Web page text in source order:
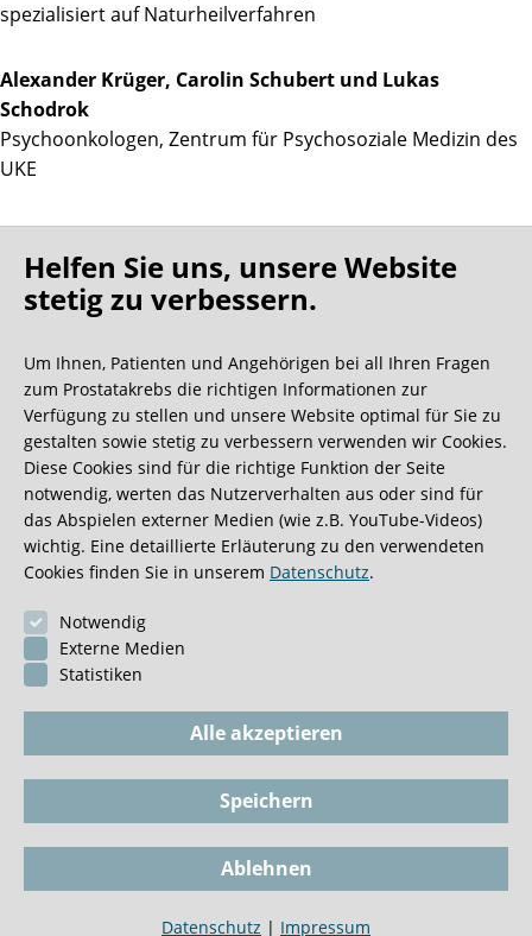
spezialisiert auf Naturheilverfahren
Alexander Krüger, Carolin Schubert und Lukas
Schodrok
Psychoonkologen, Zentrum für Psychosoziale Medizin des
UKE
Marlis Schwarz
Oecotrophologin, Ernährungsberatung
Universitäres Kompetenzzentrum für Sport- und
Bewegungsmedizin, Ambulanzzentrum des UKE
Dr. Jonas Ekrutt
Oberarzt der Martini-Klinik
Kathi Ehlert
Funktionsdienstleitung der Martini-Klinik
Datenschutz
Cookie-Einstellungen
Dokumente
Tel
Helfen Sie uns, unsere Website
stetig zu verbessern.
Um Ihnen, Patienten und Angehörigen bei all Ihren Fragen
zum Prostatakrebs die richtigen Informationen zur
Verfügung zu stellen und unsere Website optimal für Sie zu
gestalten sowie stetig zu verbessern verwenden wir Cookies.
Diese Cookies sind für die richtige Funktion der Seite
notwendig, werten das Nutzerverhalten aus oder sind für
das Abspielen externer Medien (wie z.B. YouTube-Videos)
wichtig. Eine detaillierte Erläuterung zu den verwendeten
Cookies finden Sie in unserem Datenschutz.
Notwendig
Externe Medien
Statistiken
Alle akzeptieren
Speichern
Ablehnen
Datenschutz | Impressum